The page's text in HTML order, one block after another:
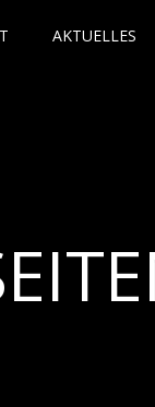
AKTUELLES